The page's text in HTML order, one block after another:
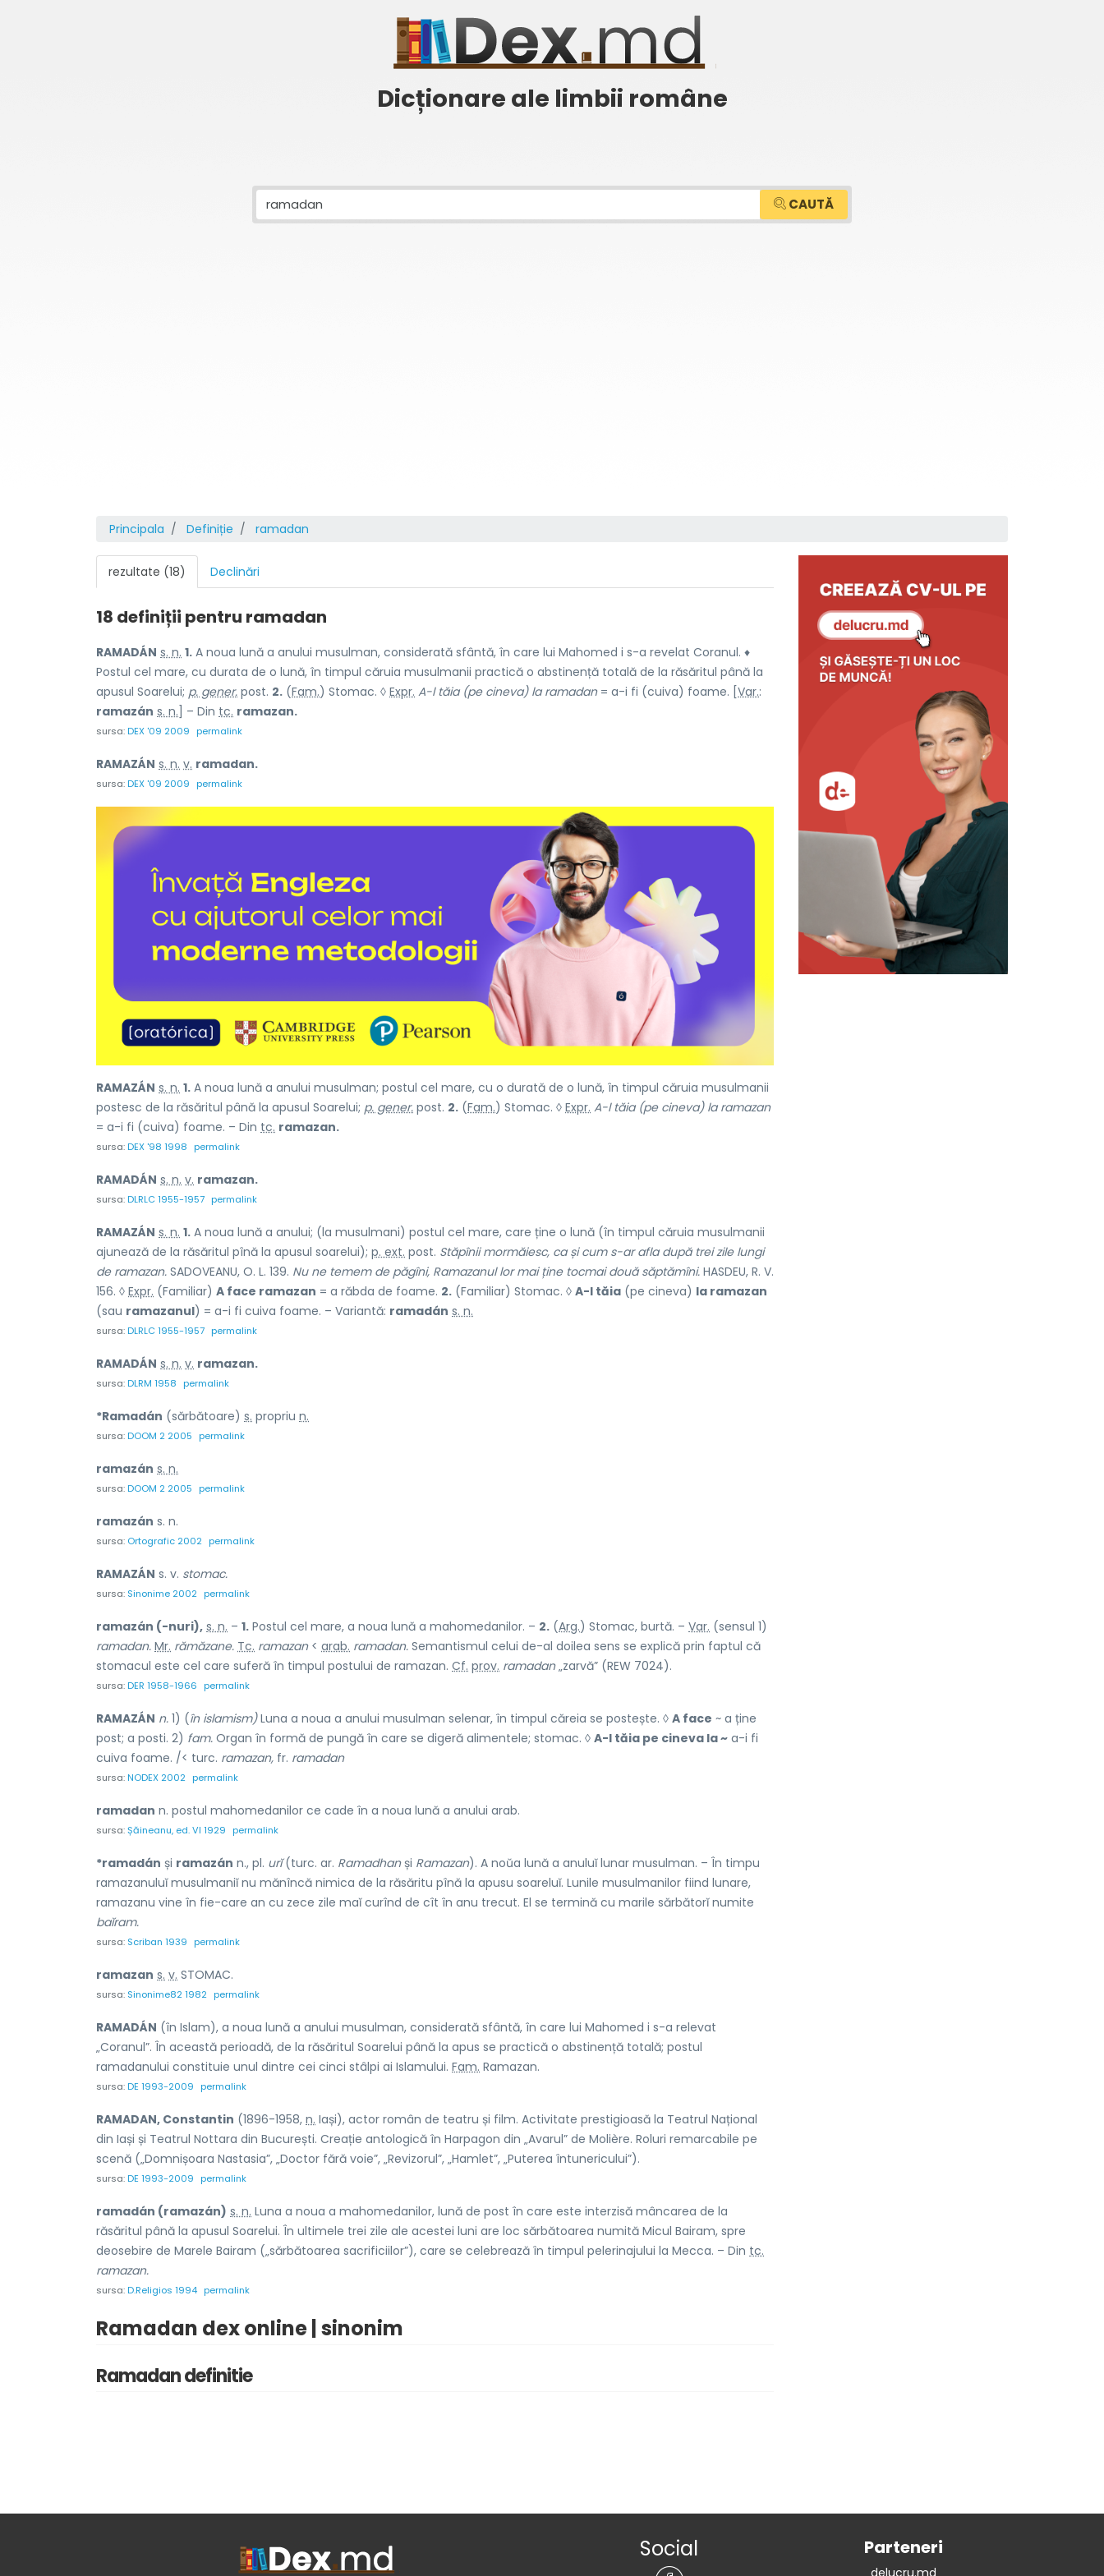
Dicționare ale limbii române
CAUTĂ
Principala Definiție ramadan
rezultate (18) Declinări
18 definiții pentru ramadan
RAMADÁN s. n. 1. A noua lună a anului musulman, considerată sfântă, în care lui Mahomed i s-a revelat Coranul. ♦
Postul cel mare, cu durata de o lună, în timpul căruia musulmanii practică o abstinență totală de la răsăritul până la
apusul Soarelui; p. gener. post. 2. (Fam.) Stomac. ◊ Expr. A-l tăia (pe cineva) la ramadan= a-i fi (cuiva) foame. [ Var.:
ramazán s. n. ] – Din tc. ramazan.
sursa:DEX '09 2009 permalink
RAMAZÁN s. n. v. ramadan.
sursa:DEX '09 2009 permalink
RAMAZÁN s. n. 1. A noua lună a anului musulman; postul cel mare, cu o durată de o lună, în timpul căruia musulmanii
postesc de la răsăritul până la apusul Soarelui; p. gener. post. 2. (Fam.) Stomac. ◊ Expr. A-l tăia (pe cineva) la ramazan
= a-i fi (cuiva) foame. – Din tc. ramazan.
sursa:DEX '98 1998 permalink
RAMADÁN s. n. v. ramazan.
sursa:DLRLC 1955-1957 permalink
RAMAZÁN s. n. 1. A noua lună a anului; (la musulmani) postul cel mare, care ține o lună (în timpul căruia musulmanii
ajunează de la răsăritul pînă la apusul soarelui); p. ext. post. Stăpînii mormăiesc, ca și cum s-ar afla după trei zile lungi
de ramazan. SADOVEANU, O. L. 139. Nu ne temem de păgîni, Ramazanul lor mai ține tocmai două săptămîni. HASDEU, R. V.
156. ◊ Expr. (Familiar) A face ramazan = a răbda de foame. 2. (Familiar) Stomac. ◊ A-l tăia (pe cineva) la ramazan
(sau ramazanul) = a-i fi cuiva foame. – Variantă: ramadán s. n.
sursa:DLRLC 1955-1957 permalink
RAMADÁN s. n. v. ramazan.
sursa:DLRM 1958 permalink
*Ramadán (sărbătoare) s. propriu n.
sursa:DOOM 2 2005 permalink
ramazán s. n.
sursa:DOOM 2 2005 permalink
ramazán s. n.
sursa: Ortografic 2002 permalink
RAMAZÁN s. v. stomac.
sursa: Sinonime 2002 permalink
ramazán (-nuri), s. n. – 1. Postul cel mare, a noua lună a mahomedanilor. – 2. (Arg.) Stomac, burtă. – Var. (sensul 1)
ramadan. Mr. rămăzane. Tc. ramazan< arab. ramadan. Semantismul celui de-al doilea sens se explică prin faptul că
stomacul este cel care suferă în timpul postului de ramazan. Cf. prov. ramadan„zarvă” (REW 7024).
sursa:DER 1958-1966 permalink
RAMAZÁN n. 1) (în islamism)Luna a noua a anului musulman selenar, în timpul căreia se postește. ◊ A face ~ a ține
post; a posti. 2) fam. Organ în formă de pungă în care se digeră alimentele; stomac. ◊ A-l tăia pe cineva la ~ a-i fi
cuiva foame. /< turc. ramazan, fr. ramadan
sursa:NODEX 2002 permalink
ramadan n. postul mahomedanilor ce cade în a noua lună a anului arab.
sursa:Șăineanu, ed. VI 1929 permalink
*ramadán și ramazán n., pl. urĭ(turc. ar. Ramadhanși Ramazan). A noŭa lună a anuluĭ lunar musulman. – În timpu
ramazanuluĭ musulmaniĭ nu mănîncă nimica de la răsăritu pînă la apusu soareluĭ. Lunile musulmanilor fiind lunare,
ramazanu vine în fie-care an cu zece zile maĭ curînd de cît în anu trecut. El se termină cu marile sărbătorĭ numite
baĭram.
sursa: Scriban 1939 permalink
ramazan s. v. STOMAC.
sursa: Sinonime82 1982 permalink
RAMADÁN (în Islam), a noua lună a anului musulman, considerată sfântă, în care lui Mahomed i s-a relevat
„Coranul”. În această perioadă, de la răsăritul Soarelui până la apus se practică o abstinență totală; postul
ramadanului constituie unul dintre cei cinci stâlpi ai Islamului. Fam. Ramazan.
sursa:DE 1993-2009 permalink
RAMADAN, Constantin (1896-1958, n. Iași), actor român de teatru și film. Activitate prestigioasă la Teatrul Național
din Iași și Teatrul Nottara din București. Creație antologică în Harpagon din „Avarul” de Molière. Roluri remarcabile pe
scenă („Domnișoara Nastasia”, „Doctor fără voie”, „Revizorul”, „Hamlet”, „Puterea întunericului”).
sursa:DE 1993-2009 permalink
ramadán (ramazán) s. n. Luna a noua a mahomedanilor, lună de post în care este interzisă mâncarea de la
răsăritul până la apusul Soarelui. În ultimele trei zile ale acestei luni are loc sărbătoarea numită Micul Bairam, spre
deosebire de Marele Bairam („sărbătoarea sacrificiilor”), care se celebrează în timpul pelerinajului la Mecca. – Din tc.
ramazan.
sursa:D.Religios 1994 permalink
Ramadan dex online | sinonim
Ramadan definitie
Social Parteneri
delucru.md